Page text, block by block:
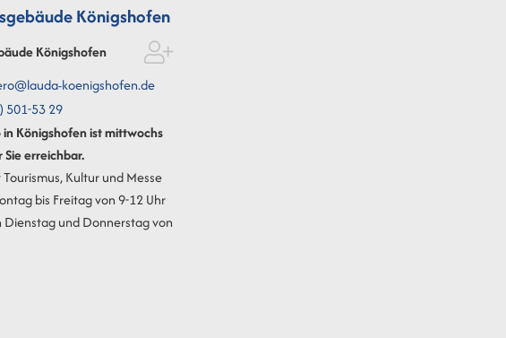
Königshofen
Königshofen
koenigshofen.de
501-5329
in Königshofen ist mittwochs
erreichbar.
Kultur und Messe
bis Freitag von 9-12 Uhr
Dienstag und Donnerstag von